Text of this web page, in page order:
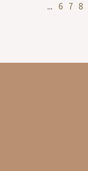
... 6 7 8